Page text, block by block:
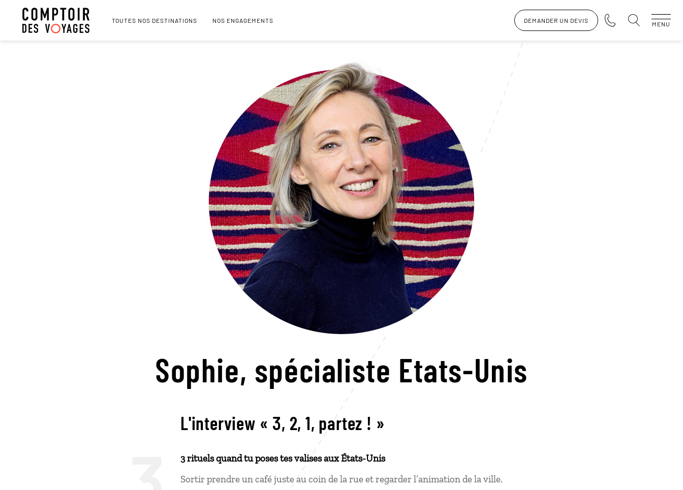
TOUTES NOS DESTINATIONS NOS ENGAGEMENTS DEMANDER UN DEVIS MENU
Sophie, spécialiste Etats-Unis
L'interview « 3, 2, 1, partez ! »
3 rituels quand tu poses tes valises aux États-Unis
Sortir prendre un café juste au coin de la rue et regarder l’animation de la ville.